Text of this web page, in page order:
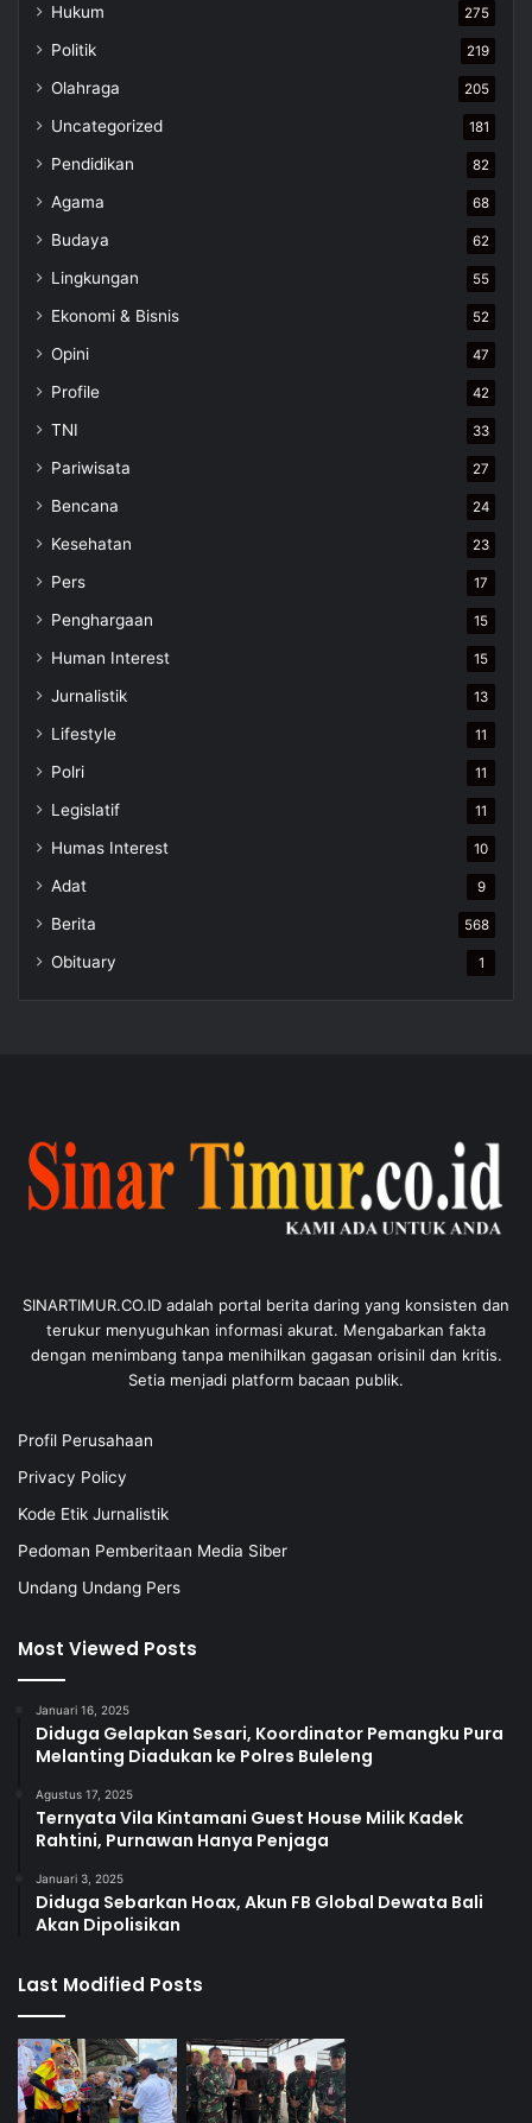
Hukum 275
Politik 219
Olahraga 205
Uncategorized 181
Pendidikan 82
Agama 68
Budaya 62
Lingkungan 55
Ekonomi & Bisnis 52
Opini 47
Profile 42
TNI 33
Pariwisata 27
Bencana 24
Kesehatan 23
Pers 17
Penghargaan 15
Human Interest 15
Jurnalistik 13
Lifestyle 11
Polri 11
Legislatif 11
Humas Interest 10
Adat 9
Berita 568
Obituary 1
SINARTIMUR.CO.ID adalah portal berita daring yang konsisten dan
terukur menyuguhkan informasi akurat. Mengabarkan fakta
dengan menimbang tanpa menihilkan gagasan orisinil dan kritis.
Setia menjadi platform bacaan publik.
Profil Perusahaan
Privacy Policy
Kode Etik Jurnalistik
Pedoman Pemberitaan Media Siber
Undang Undang Pers
Most Viewed Posts
Januari 16, 2025
Diduga Gelapkan Sesari, Koordinator Pemangku Pura
Melanting Diadukan ke Polres Buleleng
Agustus 17, 2025
Ternyata Vila Kintamani Guest House Milik Kadek
Rahtini, Purnawan Hanya Penjaga
Januari 3, 2025
Diduga Sebarkan Hoax, Akun FB Global Dewata Bali
Akan Dipolisikan
Last Modified Posts